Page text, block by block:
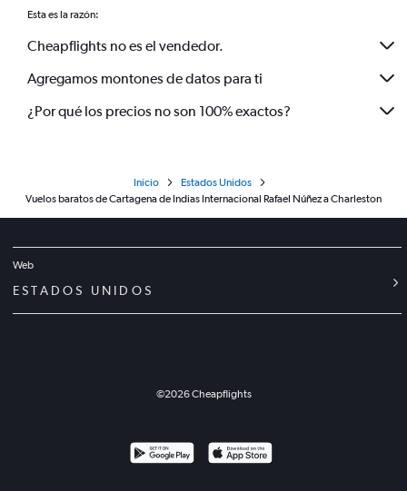
Esta es la razón:
Cheapflights no es el vendedor.
Agregamos montones de datos para ti
¿Por qué los precios no son 100% exactos?
Inicio
Estados Unidos
Vuelos baratos de Cartagena de Indias Internacional Rafael Núñez a Charleston
Web
ESTADOS UNIDOS
©2026Cheapflights